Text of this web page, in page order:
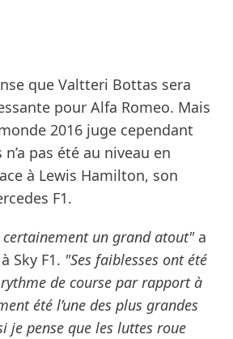
que Valtteri Bottas sera
pour Alfa Romeo. Mais
2016 juge cependant
pas été au niveau en
à Lewis Hamilton, son
F1.
un grand atout"a
Sky F1. "Ses faiblesses ont été
de course par rapport à
été l’une des plus grandes
je pense que les luttes roue